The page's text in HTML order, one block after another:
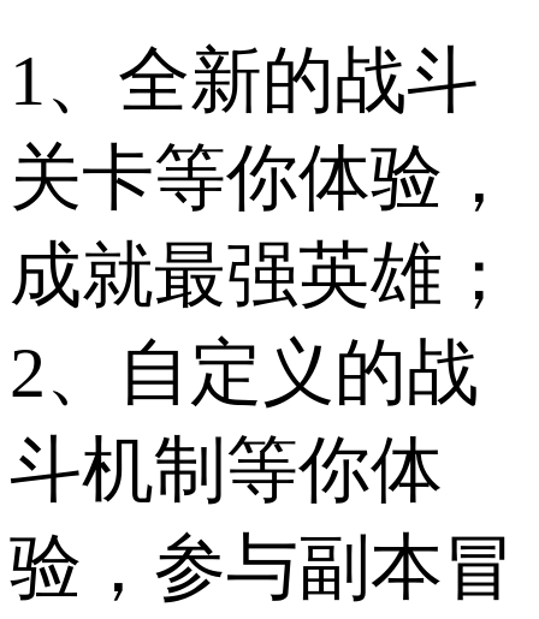
1、全新的战斗
关卡等你体验，
成就最强英雄；
2、自定义的战
斗机制等你体
验，参与副本冒